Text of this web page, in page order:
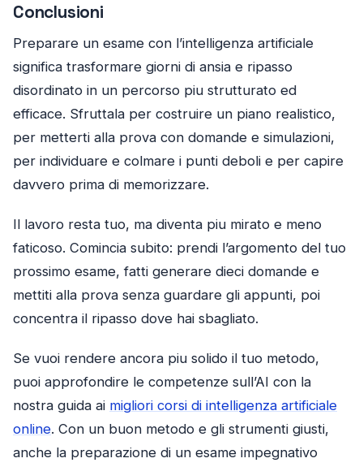
Conclusioni
Preparare un esame con l’intelligenza artificiale
significa trasformare giorni di ansia e ripasso
disordinato in un percorso piu strutturato ed
efficace. Sfruttala per costruire un piano realistico,
per metterti alla prova con domande e simulazioni,
per individuare e colmare i punti deboli e per capire
davvero prima di memorizzare.
Il lavoro resta tuo, ma diventa piu mirato e meno
faticoso. Comincia subito: prendi l’argomento del tuo
prossimo esame, fatti generare dieci domande e
mettiti alla prova senza guardare gli appunti, poi
concentra il ripasso dove hai sbagliato.
Se vuoi rendere ancora piu solido il tuo metodo,
puoi approfondire le competenze sull’AI con la
nostra guida ai migliori corsi di intelligenza artificiale
online. Con un buon metodo e gli strumenti giusti,
anche la preparazione di un esame impegnativo